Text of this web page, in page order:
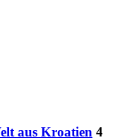
aus Kroatien 4